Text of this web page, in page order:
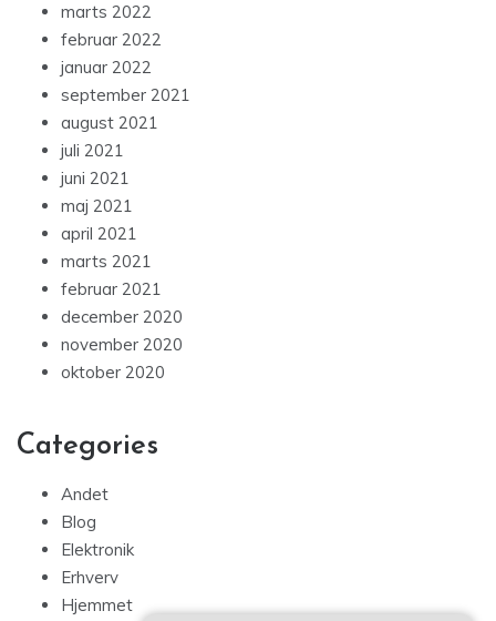
marts 2022
februar 2022
januar 2022
september 2021
august 2021
juli 2021
juni 2021
maj 2021
april 2021
marts 2021
februar 2021
december 2020
november 2020
oktober 2020
Categories
Andet
Blog
Elektronik
Erhverv
Hjemmet